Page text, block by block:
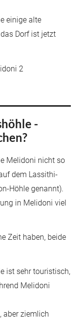
einige alte
Dorf ist jetzt
-
Melidoni nicht so
dem Lassithi-
Höhle genannt).
in Melidoni viel
Zeit haben, beide
ist sehr touristisch,
Melidoni
aber ziemlich